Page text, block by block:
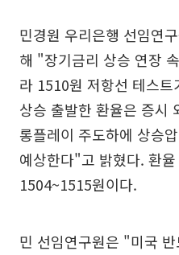
민경원 우리은행 선임연
해 "장기금리 상승 연장
라 1510원 저항선 테스
상승 출발한 환율은 증시
롱플레이 주도하에 상승
예상한다"고 밝혔다. 환
1504~1515원이다.
민 선임연구원은 "미국